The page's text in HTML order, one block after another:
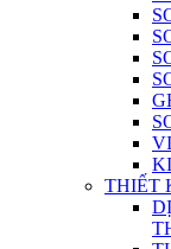
THIẾT